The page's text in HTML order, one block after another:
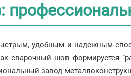
удобным и надежным
сварочный шов формируется
завод